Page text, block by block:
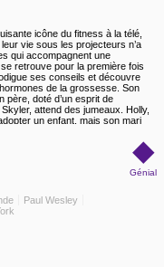
icône du fitness à la télé,
vie sous les projecteurs n’a
qui accompagnent une
retrouve pour la première fois
ses conseils et découvre
de la grossesse. Son
père, doté d’un esprit de
attend des jumeaux. Holly,
un enfant, mais son mari
Rosie et Marco, deux
et se retrouvent face à un
avant votre premier rendez-
◆
Génial
Paul Wesley